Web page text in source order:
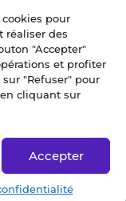
pour
réaliser des
"Accepter"
et profiter
"Refuser" pour
cliquant sur
Accepter
Je suis
08h30 -